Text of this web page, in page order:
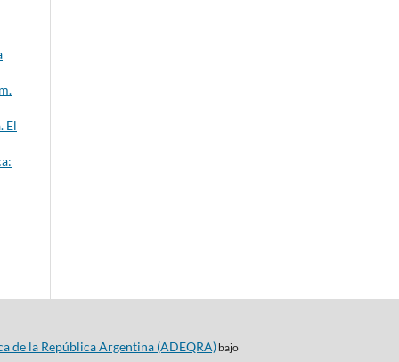
El
de la República Argentina (ADEQRA)bajo